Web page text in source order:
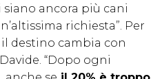
siano ancora più cani
richiesta”. Per
destino cambia con
“Dopo ogni